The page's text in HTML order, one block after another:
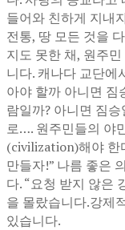
들어와 친하게 지내
전통, 땅 모든 것을
지도 못한 채, 원주
니다. 캐나다 교단에
아야 할까 아니면 짐
람일까? 아니면 짐
로…. 원주민들의 야
(civilization)해야 한
만들자!” 나름 좋은
다. “요청 받지 않은
을 몰랐습니다.강제
있습니다.